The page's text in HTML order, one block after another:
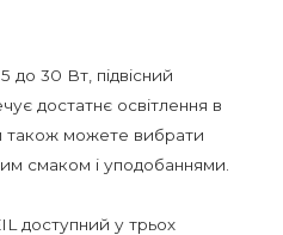
до 30 Вт, підвісний
достатнє освітлення в
також можете вибрати
смаком і уподобаннями.
доступний у трьох